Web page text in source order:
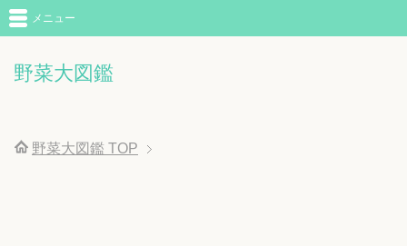
野菜大図鑑
メニュー
野菜大図鑑 TOP